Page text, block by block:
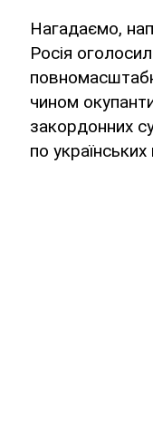
Нагадаємо,
Росія
чином
закордонних
по українських